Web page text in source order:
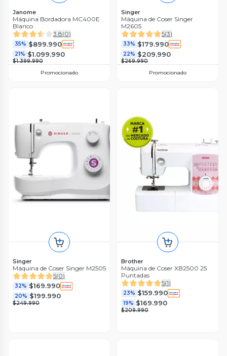
Janome
Máquina Bordadora MC400E
Blanco
3.8(0)
35% $899.990
21% $1.099.990
$1.399.990
Promocionado
Singer
Máquina de Coser Singer
M2605
5(3)
33% $179.990
22% $209.990
$269.990
Promocionado
Singer
Máquina de Coser Singer M2505
5(0)
32% $169.990
20% $199.990
$249.990
Brother
Máquina de Coser XB2500 25
Puntadas
5(1)
23% $159.990
19% $169.990
$209.990